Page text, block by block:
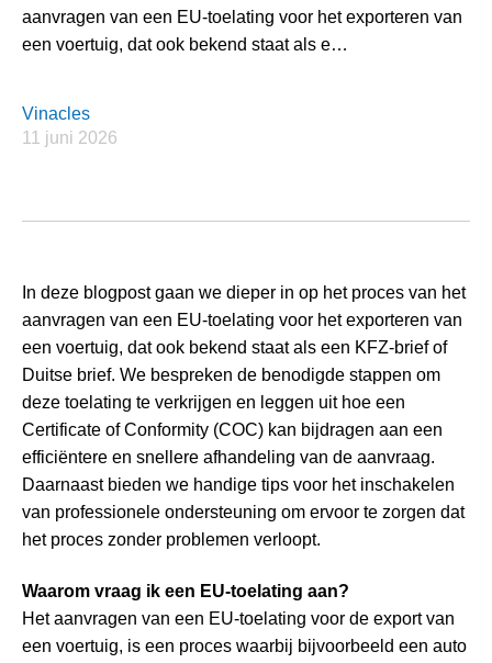
aanvragen van een EU-toelating voor het exporteren van
een voertuig, dat ook bekend staat als e…
Vinacles
11 juni 2026
In deze blogpost gaan we dieper in op het proces van het
aanvragen van een EU-toelating voor het exporteren van
een voertuig, dat ook bekend staat als een KFZ-brief of
Duitse brief. We bespreken de benodigde stappen om
deze toelating te verkrijgen en leggen uit hoe een
Certificate of Conformity (COC) kan bijdragen aan een
efficiëntere en snellere afhandeling van de aanvraag.
Daarnaast bieden we handige tips voor het inschakelen
van professionele ondersteuning om ervoor te zorgen dat
het proces zonder problemen verloopt.
Waarom vraag ik een EU-toelating aan?
Het aanvragen van een EU-toelating voor de export van
een voertuig, is een proces waarbij bijvoorbeeld een auto